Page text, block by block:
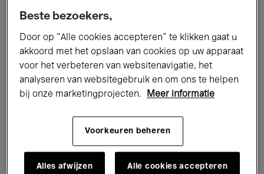
Alle evenementen
Tentoonstellingen Films
Performances Lezingen & Debatten
Jazz Klassieke Muziek Global Music
Voor iedereen Kids’ Palace
Beste bezoekers,
Door op “Alle cookies accepteren” te klikken gaat u
akkoord met het opslaan van cookies op uw apparaat
voor het verbeteren van websitenavigatie, het
analyseren van websitegebruik en om ons te helpen
bij onze marketingprojecten.
Meer informatie
Voorkeuren beheren
Alles afwijzen Alle cookies accepteren